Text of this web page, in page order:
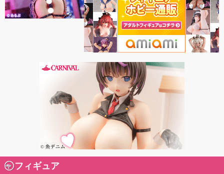
フィギュア